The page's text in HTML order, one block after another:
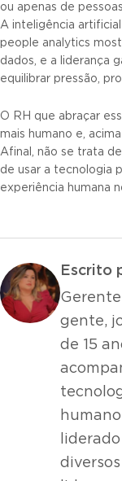
ou apenas de
A inteligência
people analytics
dados, e a liderança
equilibrar pressão,
O RH que abraçar
mais humano e,
Afinal, não se trata
de usar a tecnologia
experiência humana
Escrito
gente,
de 15